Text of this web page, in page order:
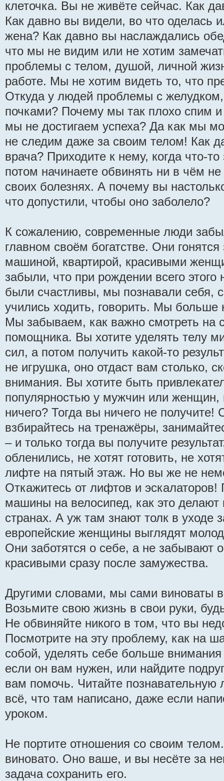
клеточка. Вы не живёте сейчас. Как
Как давно вы видели, во что оделась
жена? Как давно вы наслаждались
что мы не видим или не хотим
проблемы с телом, душой, личной
работе. Мы не хотим видеть то, что
Откуда у людей проблемы с
почками? Почему мы так плохо спим
мы не достигаем успеха? Да как мы
не следим даже за своим телом! Как
врача? Приходите к нему, когда что-
потом начинаете обвинять ни в чём
своих болезнях. А почему вы
что допустили, чтобы оно заболело?
К сожалению, современные люди
главном своём богатстве. Они
машиной, квартирой, красивыми
забыли, что при рождении всего
были счастливы, мы познавали себя,
учились ходить, говорить. Мы больше
Мы забываем, как важно смотреть на
помощника. Вы хотите уделять телу
сил, а потом получить какой-то
не игрушка, оно отдаст вам столько,
внимания. Вы хотите быть
популярностью у мужчин или женщин,
ничего? Тогда вы ничего не получите!
взбирайтесь на тренажёры,
– и только тогда вы получите
обленились, не хотят готовить, не
лифте на пятый этаж. Но вы же не
Откажитесь от лифтов и эскалаторов!
машины на велосипед, как это делают
странах. А уж там знают толк в уходе
европейские женщины выглядят
Они заботятся о себе, а не забывают
красивыми сразу после замужества.
Другими словами, мы сами виноваты
Возьмите свою жизнь в свои руки,
Не обвиняйте никого в том, что вы
Посмотрите на эту проблему, как на
собой, уделять себе больше
если он вам нужен, или найдите
вам помочь. Читайте познавательную
всё, что там написано, даже если
уроком.
Не портите отношения со своим
виновато. Оно ваше, и вы несёте за
задача сохранить его.